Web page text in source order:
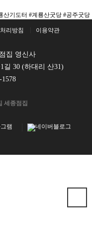
산기도터 #계룡산굿당 #공주굿당
리방침 이용약관
집 영신사
길 30 (하대리 산31)
1578
세종점집